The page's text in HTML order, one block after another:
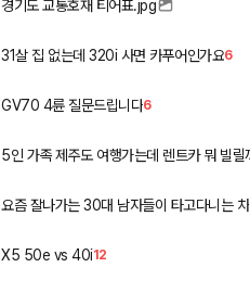
경기도 교통호재 티어표.jpg
31살 집 없는데 320i 사면 카푸어인가요6
GV70 4륜 질문드립니다6
요즘 잘나가는 30대 남자들이 타고다니는 차
X5 50e vs 40i12